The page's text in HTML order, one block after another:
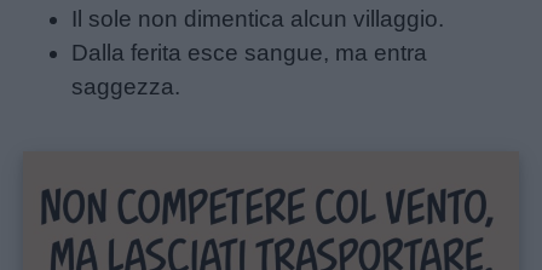
didattiche
Disegni
Il sole non dimentica alcun villaggio.
Dalla ferita esce sangue, ma entra
saggezza.